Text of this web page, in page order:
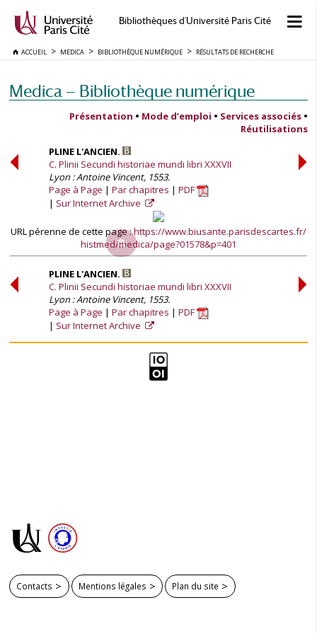
Bibliothèques d'Université Paris Cité
ACCUEIL MEDICA BIBLIOTHÈQUE NUMÉRIQUE RÉSULTATS DE RECHERCHE
Medica — Bibliothèque numérique
Présentation • Mode d’emploi • Services associés •
Réutilisations
PLINE L'ANCIEN.
C. Plinii Secundi historiae mundi libri XXXVII
Lyon : Antoine Vincent, 1553.
Page à Page
Par chapitres
PDF
Sur Internet Archive
URL pérenne de cette page :https://www.biusante.parisdescartes.fr/
histmed/medica/page?01578&p=401
PLINE L'ANCIEN.
C. Plinii Secundi historiae mundi libri XXXVII
Lyon : Antoine Vincent, 1553.
Page à Page
Par chapitres
PDF
Sur Internet Archive
Contacts Mentions légales Plan du site